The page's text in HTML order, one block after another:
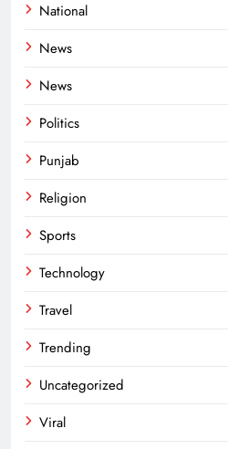
National
News
News
Politics
Punjab
Religion
Sports
Technology
Travel
Trending
Uncategorized
Viral